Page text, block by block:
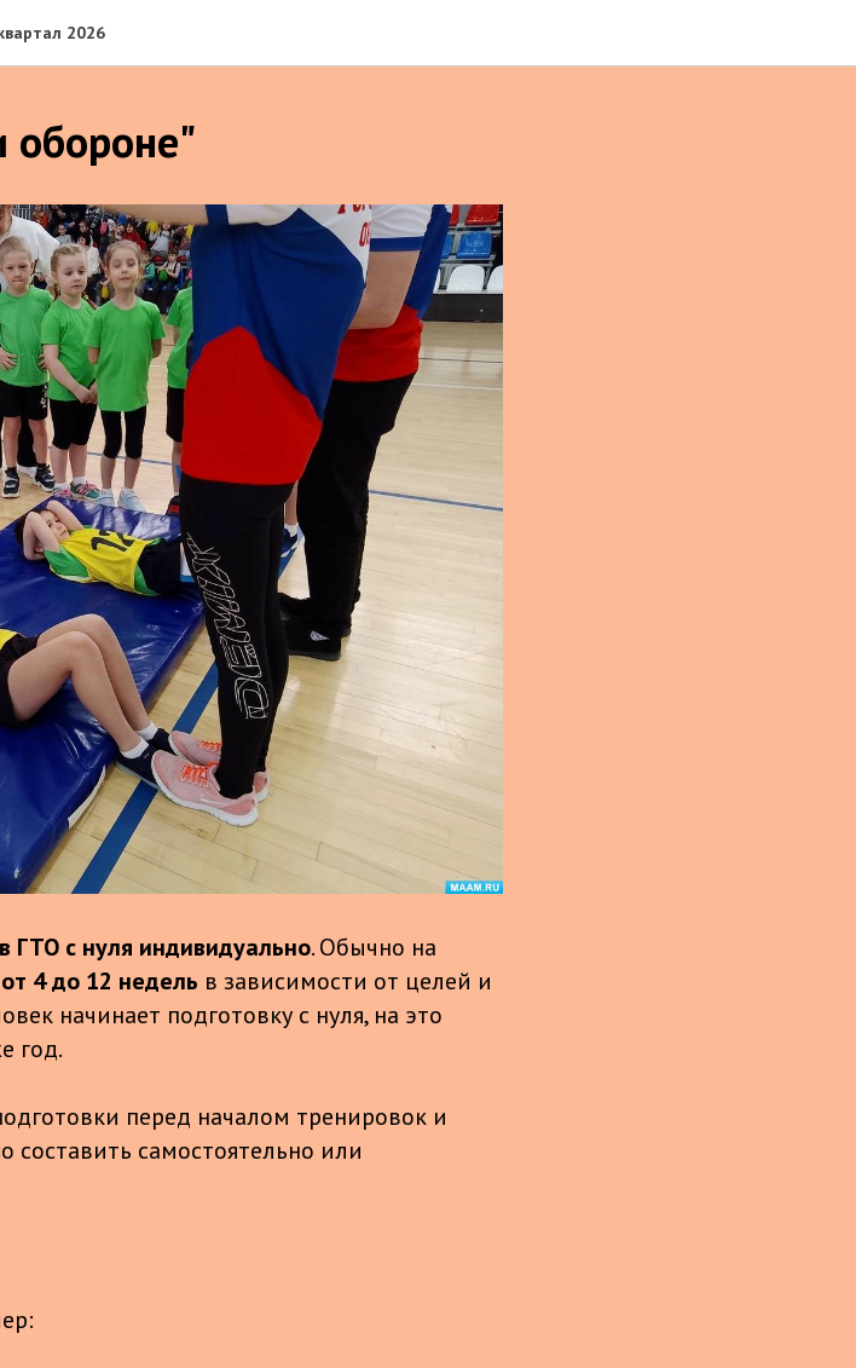
2026
обороне"
ГТО с нуля индивидуально. Обычно на
от 4 до 12 недель в зависимости от целей и
начинает подготовку с нуля, на это
год.
перед началом тренировок и
составить самостоятельно или